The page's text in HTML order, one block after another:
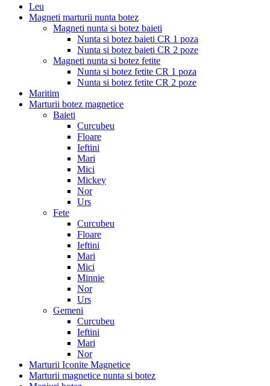
Leu
Magneti marturii nunta botez
Magneti nunta si botez baieti
Nunta si botez baieti CR 1 poza
Nunta si botez baieti CR 2 poze
Magneti nunta si botez fetite
Nunta si botez fetite CR 1 poza
Nunta si botez fetite CR 2 poze
Maritim
Marturii botez magnetice
Baieti
Curcubeu
Floare
Ieftini
Mari
Mici
Mickey
Nor
Urs
Fete
Curcubeu
Floare
Ieftini
Mari
Mici
Minnie
Nor
Urs
Gemeni
Curcubeu
Ieftini
Mari
Nor
Marturii Iconite Magnetice
Marturii magnetice nunta si botez